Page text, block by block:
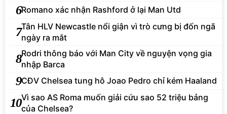
6Romano xác nhận Rashford ở lại Man Utd
7Tân HLV Newcastle nổi giận vì trò cưng bị đốn ngã
ngày ra mắt
8Rodri thông báo với Man City về nguyện vọng gia
nhập Barca
9CĐV Chelsea tung hô Joao Pedro chỉ kém Haaland
10Vì sao AS Roma muốn giải cứu sao 52 triệu bảng
của Chelsea?